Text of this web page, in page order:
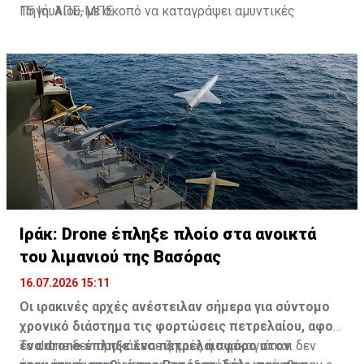
15 Ιουλίου, με σκοπό να καταγράψει αμυντικές
Πηγή: ΑΠΕ-ΜΠΕ
Ιράκ: Drone έπληξε πλοίο στα ανοικτά
του λιμανιού της Βασόρας
16.07.2026 15:11
Οι ιρακινές αρχές ανέστειλαν σήμερα για σύντομο
χρονικό διάστημα τις φορτώσεις πετρελαίου, αφού
ένα drone έπληξε ένα πετρελαιοφόρο στον
Το drone δεν προκάλεσε ζημιές ή πυρκαγιά και δεν